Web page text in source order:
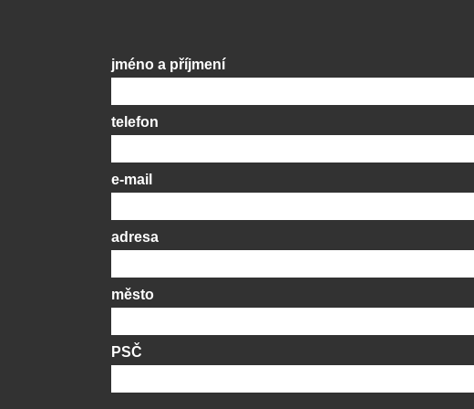
jméno a příjmení
telefon
e-mail
adresa
město
PSČ